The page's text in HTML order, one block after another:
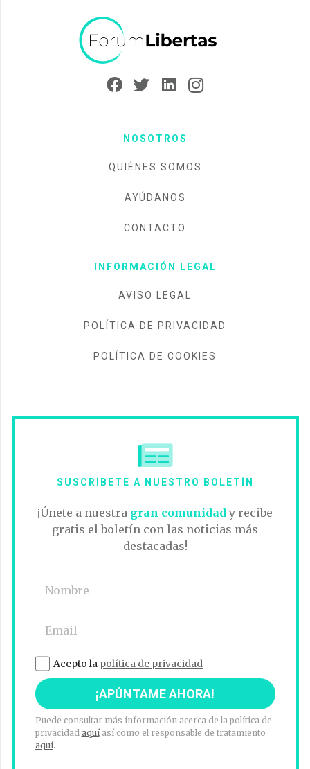
NOSOTROS
QUIÉNES SOMOS
AYÚDANOS
CONTACTO
INFORMACIÓN LEGAL
AVISO LEGAL
POLÍTICA DE PRIVACIDAD
POLÍTICA DE COOKIES
SUSCRÍBETE A NUESTRO BOLETÍN
¡Únete a nuestra gran comunidad y recibe
gratis el boletín con las noticias más
destacadas!
Acepto la política de privacidad
Puede consultar más información acerca de la política de
privacidad aquíasí como el responsable de tratamiento
aquí.